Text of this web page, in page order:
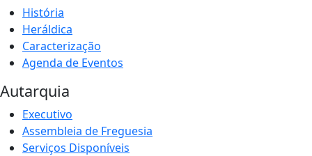
História
Heráldica
Caracterização
Agenda de Eventos
Autarquia
Executivo
Assembleia de Freguesia
Serviços Disponíveis